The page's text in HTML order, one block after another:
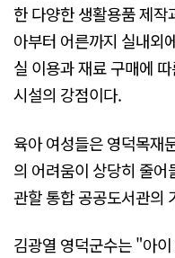
한 다양한 생활용품 제
아부터 어른까지 실내외
실 이용과 재료 구매에
시설의 강점이다.
육아 여성들은 영덕목재
의 어려움이 상당히 줄
관할 통합 공공도서관의
김광열 영덕군수는 "아